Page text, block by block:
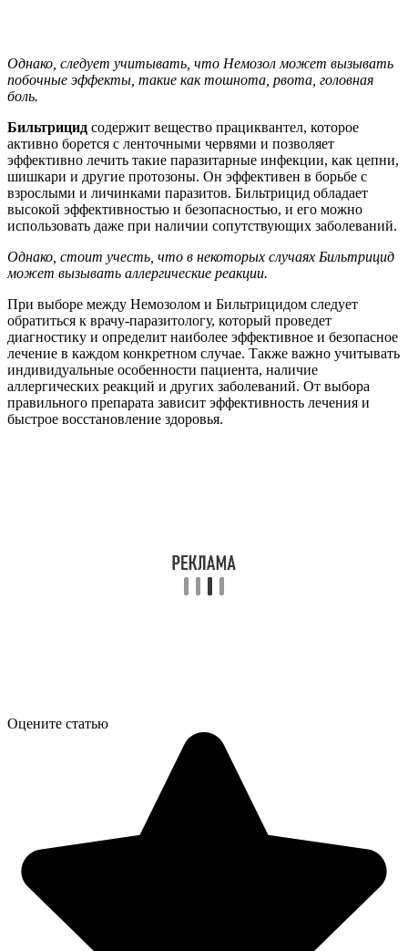
Однако, следует учитывать, что Немозол может вызывать
побочные эффекты, такие как тошнота, рвота, головная
боль.
Бильтрицид содержит вещество прациквантел, которое
активно борется с ленточными червями и позволяет
эффективно лечить такие паразитарные инфекции, как цепни,
шишкари и другие протозоны. Он эффективен в борьбе с
взрослыми и личинками паразитов. Бильтрицид обладает
высокой эффективностью и безопасностью, и его можно
использовать даже при наличии сопутствующих заболеваний.
Однако, стоит учесть, что в некоторых случаях Бильтрицид
может вызывать аллергические реакции.
При выборе между Немозолом и Бильтрицидом следует
обратиться к врачу-паразитологу, который проведет
диагностику и определит наиболее эффективное и безопасное
лечение в каждом конкретном случае. Также важно учитывать
индивидуальные особенности пациента, наличие
аллергических реакций и других заболеваний. От выбора
правильного препарата зависит эффективность лечения и
быстрое восстановление здоровья.
Оцените статью